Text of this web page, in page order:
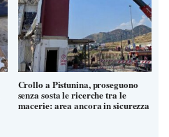
Crollo a Pistunina, proseguono
senza sosta le ricerche tra le
macerie: area ancora in sicurezza